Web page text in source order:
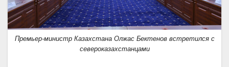
Премьер-министр Казахстана Олжас Бектенов встретился с
североказахстанцами